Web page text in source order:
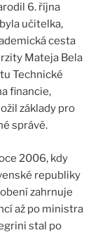
6. října
učitelka,
cesta
Mateja Bela
Technické
financie,
základy pro
správě.
2006, kdy
republiky
zahrnuje
až po ministra
stal po